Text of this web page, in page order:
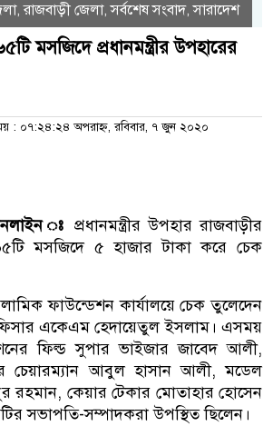
,রাজবাড়ী জেলা,সর্বশেষ সংবাদ,সারাদেশ
মসজিদে প্রধানমন্ত্রীর উপহারের
: ০৭:২৪:২৪ অপরাহ্ন, রবিবার, ৭ জুন ২০২০
ঃ প্রধানমন্ত্রীর উপহার রাজবাড়ীর
মসজিদে ৫ হাজার টাকা করে চেক
ফাউন্ডেশন কার্যালয়ে চেক তুলেদেন
একেএম হেদায়েতুল ইসলাম। এসময়
ফিল্ড সুপার ভাইজার জাবেদ আলী,
চেয়ারম্যান আবুল হাসান আলী, মডেল
রহমান, কেয়ার টেকার মোতাহার হোসেন
সভাপতি-সম্পাদকরা উপস্থিত ছিলেন।